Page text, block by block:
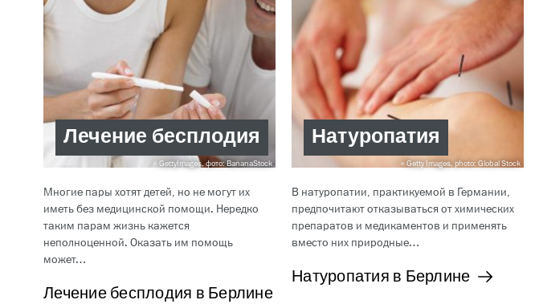
GettyImages, фото: BananaStock
Лечение бесплодия
Многие пары хотят детей, но не могут их
иметь без медицинской помощи. Нередко
таким парам жизнь кажется
неполноценной. Оказать им помощь
может…
Лечение бесплодия в Берлине
Getty Images, photo: Global Stock
Натуропатия
В натуропатии, практикуемой в Германии,
предпочитают отказываться от химических
препаратов и медикаментов и применять
вместо них природные…
Натуропатия в Берлине